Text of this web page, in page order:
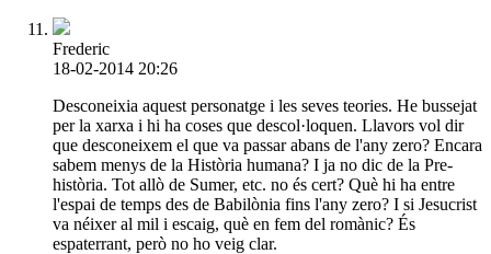
Frederic
18-02-2014 20:26
Desconeixia aquest personatge i les seves teories. He bussejat
per la xarxa i hi ha coses que descol·loquen. Llavors vol dir
que desconeixem el que va passar abans de l'any zero? Encara
sabem menys de la Història humana? I ja no dic de la Pre-
història. Tot allò de Sumer, etc. no és cert? Què hi ha entre
l'espai de temps des de Babilònia fins l'any zero? I si Jesucrist
va néixer al mil i escaig, què en fem del romànic? És
espaterrant, però no ho veig clar.